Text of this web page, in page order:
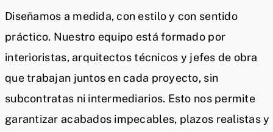
Diseñamos a medida, con estilo y con sentido
práctico. Nuestro equipo está formado por
interioristas, arquitectos técnicos y jefes de obra
que trabajan juntos en cada proyecto, sin
subcontratas ni intermediarios. Esto nos permite
garantizar acabados impecables, plazos realistas y